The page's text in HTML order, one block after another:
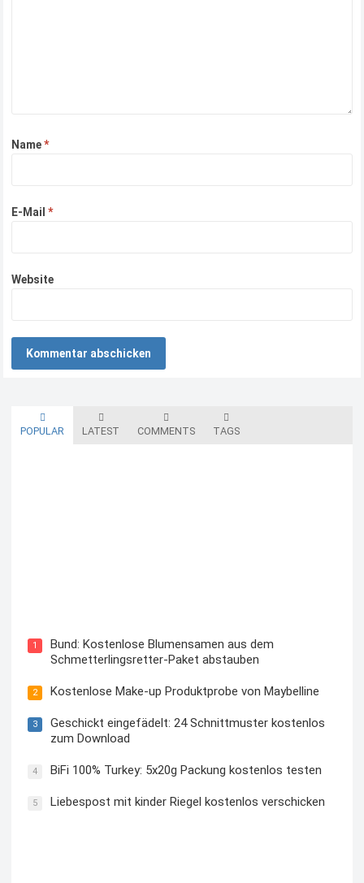
Name*
E-Mail*
Website
POPULAR LATEST COMMENTS TAGS
1
Bund: Kostenlose Blumensamen aus dem
Schmetterlingsretter-Paket abstauben
2 Kostenlose Make-up Produktprobe von Maybelline
3
Geschickt eingefädelt: 24 Schnittmuster kostenlos
zum Download
4 BiFi 100% Turkey: 5x20g Packung kostenlos testen
5 Liebespost mit kinder Riegel kostenlos verschicken